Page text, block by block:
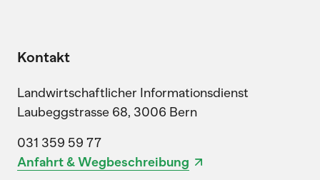
Kontakt
Landwirtschaftlicher Informationsdienst
Laubeggstrasse 68, 3006 Bern
031 359 59 77
Anfahrt & Wegbeschreibung